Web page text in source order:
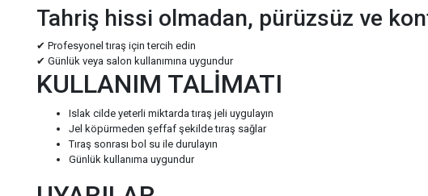
Tahriş hissi olmadan, pürüzsüz ve
✔ Profesyonel tıraş için tercih edin
✔ Günlük veya salon kullanımına uygundur
KULLANIM TALİMATI
Islak cilde yeterli miktarda tıraş jeli uygulayın
Jel köpürmeden şeffaf şekilde tıraş sağlar
Tıraş sonrası bol su ile durulayın
Günlük kullanıma uygundur